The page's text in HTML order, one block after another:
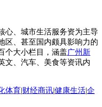
心、城市生活服务资为主导
区、甚至国内颇具影响力的
个大小栏目，涵盖广州新
文、汽车、美食等资讯内
体育|财经商讯|健康生活|企